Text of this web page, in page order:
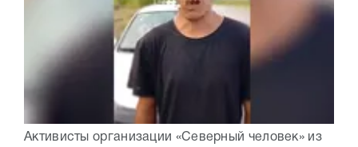
Активисты организации «Северный человек» из